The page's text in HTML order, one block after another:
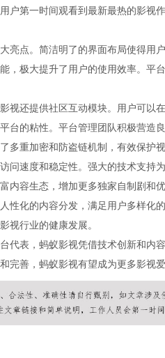
户第一时间观看到最新最热的影视
亮点。简洁明了的界面布局使得用
，极大提升了用户的使用效率。平
视还提供社区互动模块。用户可以
台的粘性。平台管理团队积极营造
多重加密和防盗链机制，有效保护
问速度和稳定性。强大的技术支持
内容生态，增加更多独家自制剧和
性化的内容分发，满足用户多样化
视行业的健康发展。
代表，蚂蚁影视凭借技术创新和内
完善，蚂蚁影视有望成为更多影视